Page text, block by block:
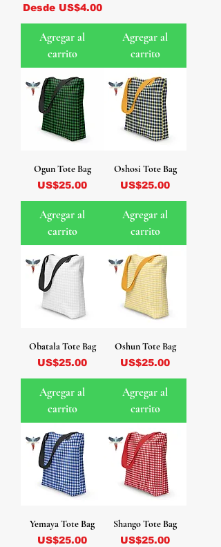
Desde US$4.00
Precio de oferta
Agregar al
carrito
Agregar al
carrito
Ogun Tote Bag
Precio
US$25.00
Agregar al
carrito
Oshosi Tote Bag
Precio
US$25.00
Agregar al
carrito
Obatala Tote Bag
Precio
US$25.00
Agregar al
carrito
Oshun Tote Bag
Precio
US$25.00
Agregar al
carrito
Yemaya Tote Bag
Precio
US$25.00
Shango Tote Bag
Precio
US$25.00